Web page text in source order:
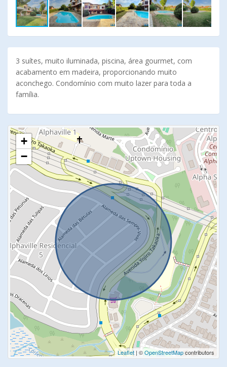
3 suítes, muito iluminada, piscina, área gourmet, com
acabamento em madeira, proporcionando muito
aconchego. Condomínio com muito lazer para toda a
família.
+
−
Leaflet | ©OpenStreetMapcontributors